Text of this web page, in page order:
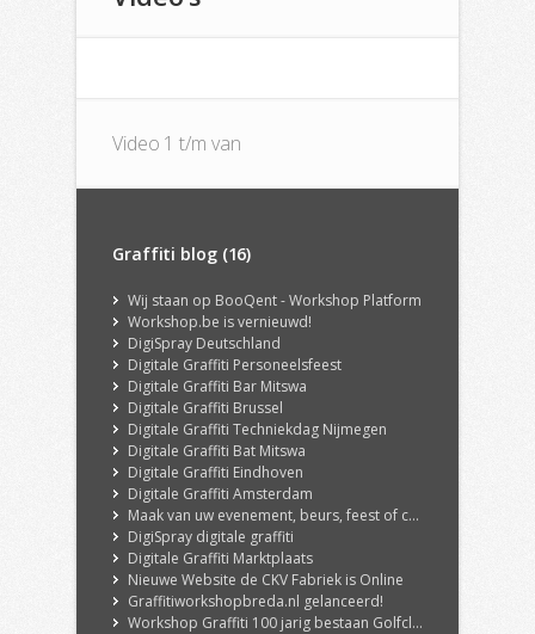
Video 1 t/m van
Graffiti blog (16)
Wij staan op BooQent - Workshop Platform
Workshop.be is vernieuwd!
DigiSpray Deutschland
Digitale Graffiti Personeelsfeest
Digitale Graffiti Bar Mitswa
Digitale Graffiti Brussel
Digitale Graffiti Techniekdag Nijmegen
Digitale Graffiti Bat Mitswa
Digitale Graffiti Eindhoven
Digitale Graffiti Amsterdam
Maak van uw evenement, beurs, feest of congres een echte ervaring met onze DigiSpray Digitale Graffiti Wall!
DigiSpray digitale graffiti
Digitale Graffiti Marktplaats
Nieuwe Website de CKV Fabriek is Online
Graffitiworkshopbreda.nl gelanceerd!
Workshop Graffiti 100 jarig bestaan Golfclub Hilversum